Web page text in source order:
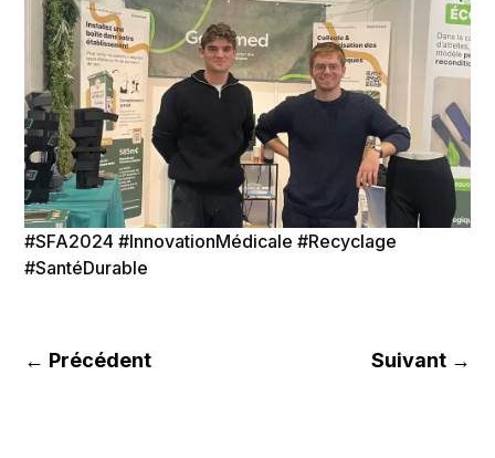
#SFA2024 #InnovationMédicale #Recyclage
#SantéDurable
← Précédent Suivant →